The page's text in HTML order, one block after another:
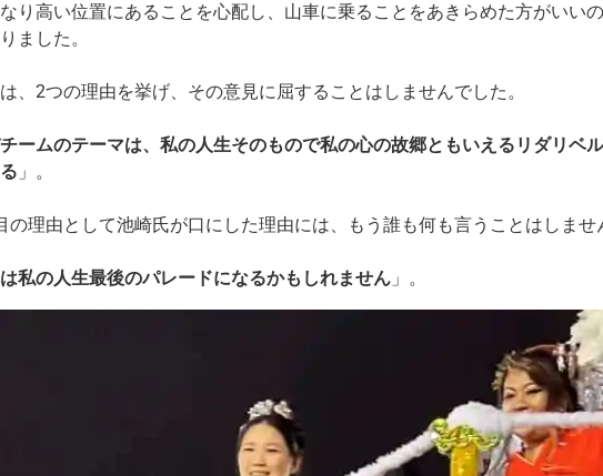
り高い位置にあることを心配し、山車に乗ることをあきらめた方がいい
ました。
、2つの理由を挙げ、その意見に屈することはしませんでした。
ームのテーマは、私の人生そのもので私の心の故郷ともいえるリダリベ
」。
の理由として池崎氏が口にした理由には、もう誰も何も言うことはしませ
私の人生最後のパレードになるかもしれません 」。